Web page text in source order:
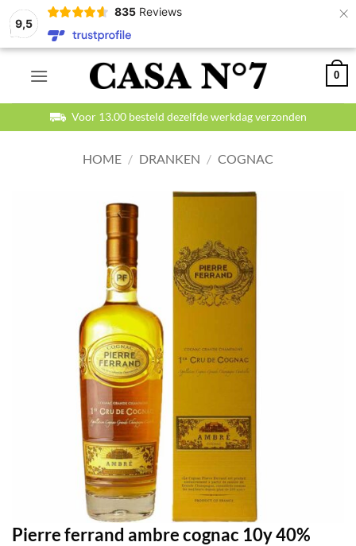
9,5
835 Reviews ×
Ga
0
Betaal veilig en achteraf
HOME / DRANKEN / COGNAC
Pierre ferrand ambre cognac 10y 40%